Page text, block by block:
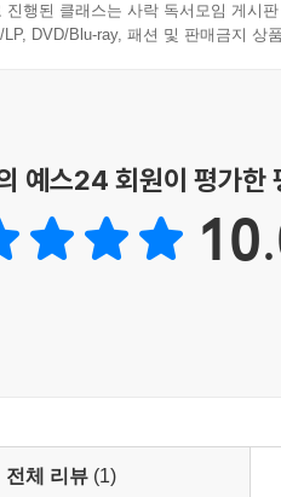
진행된 클래스는 사락 독서모임 게시
DVD/Blu-ray, 패션 및 판매금지 상
예스24 회원이 평가한
전체 리뷰 (1)